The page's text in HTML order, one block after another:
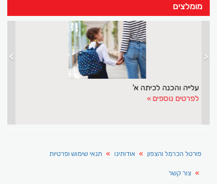
מומלצים
מ־0 ציפיות ל־90% הצלחה
לפרטים נוספים
> <
פורטל הכרמל והצפון אודותינו תנאי שימוש ופרטיות
צור קשר